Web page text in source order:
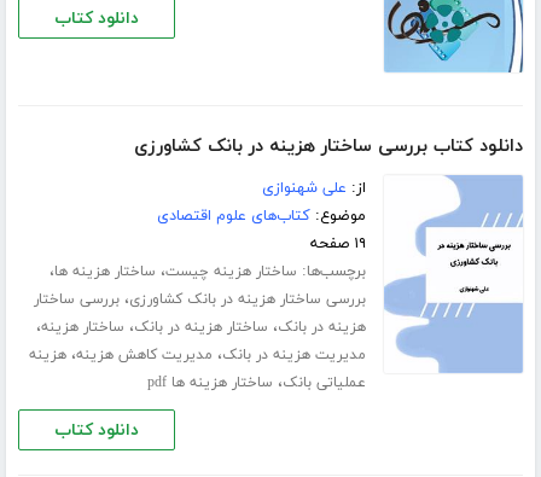
دانلود کتاب
دانلود کتاب بررسی ساختار هزینه در بانک کشاورزی
از: علی شهنوازی
موضوع:کتاب‌های علوم اقتصادی
۱۹ صفحه
برچسب‌ها: ساختار هزینه چیست، ساختار هزینه ها،
بررسی ساختار هزینه در بانک کشاورزی،بررسی ساختار
هزینه در بانک، ساختار هزینه در بانک، ساختار هزینه،
مدیریت هزینه در بانک، مدیریت کاهش هزینه،هزینه
عملیاتی بانک، ساختار هزینه ها pdf
دانلود کتاب